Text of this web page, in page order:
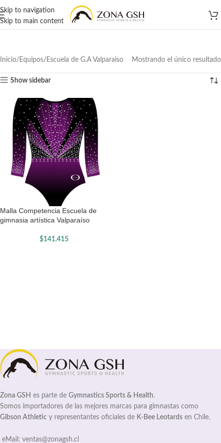
Skip to navigation
Skip to main content
Inicio Equipos Escuela de G.A Valparaiso Mostrando el único resultado
Show sidebar
Malla Competencia Escuela de
gimnasia artística Valparaíso
$141.415
Zona GSH es parte de Gymnastics Sports & Health.
Somos importadores de las mejores marcas para gimnastas como
Gibson Athletic y representantes oficiales de K-Bee Leotards en Chile.
eMail: ventas@zonagsh.cl